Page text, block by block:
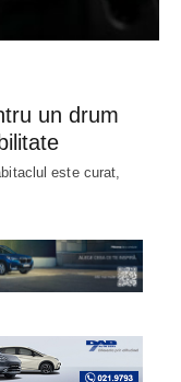
un drum
este curat,